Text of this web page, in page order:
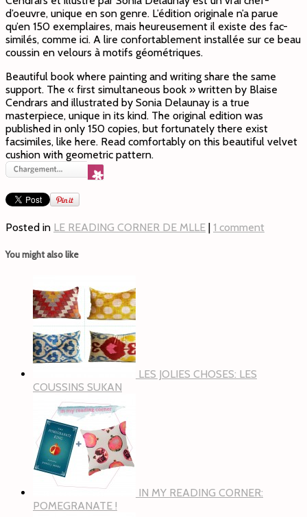
d’oeuvre, unique en son genre. L’édition originale n’a parue
qu’en 150 exemplaires, mais heureusement il existe des fac-
similés, comme ici. A lire confortablement installée sur ce beau
coussin en velours à motifs géométriques.
Beautiful book where painting and writing share the same
support. The « first simultaneous book » written by Blaise
Cendrars and illustrated by Sonia Delaunay is a true
masterpiece, unique in its kind. The original edition was
published in only 150 copies, but fortunately there exist
facsimiles, like here. Read comfortably on this beautiful velvet
cushion with geometric pattern.
Posted in LE READING CORNER DE MLLE | 1 comment
You might also like
LES JOLIES CHOSES: LES
COUSSINS SUKAN
IN MY READING CORNER:
POMEGRANATE !